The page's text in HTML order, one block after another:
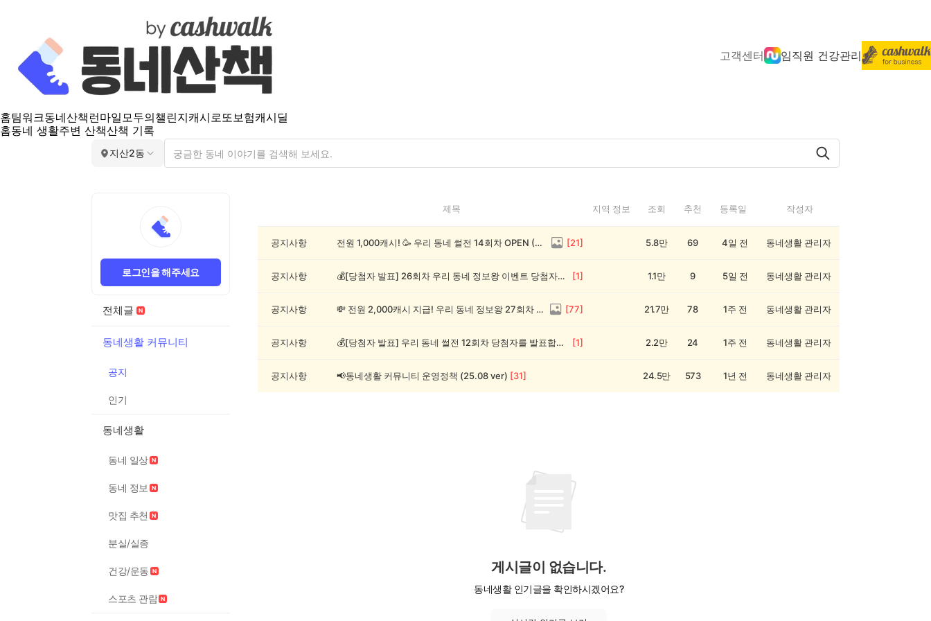
고객센터 임직원 건강관리
홈팀워크동네산책 런마일모두의챌린지캐시로또보험캐시딜
홈동네 생활주변 산책산책 기록
지산2동
로그인을 해주세요
전체글
동네생활 커뮤니티
공지
인기
동네생활
동네 일상
동네 정보
맛집 추천
분실/실종
건강/운동
스포츠 관람
2
제목 지역 정보 조회 추천 등록일 작성자
공지사항 전원 1,000캐시! 🥳 우리 동네 썰전 14회차 OPEN (~8/17) [21] 5.8만 69 4일 전 동네생활 관리자
공지사항 💰[당첨자 발표] 26회차 우리 동네 정보왕 이벤트 당첨자를 발표합니다! [1] 1.1만 9 5일 전 동네생활 관리자
공지사항 💸 전원 2,000캐시 지급! 우리 동네 정보왕 27회차 (~8/10) [77] 21.7만 78 1주 전 동네생활 관리자
공지사항 💰[당첨자 발표] 우리 동네 썰전 12회차 당첨자를 발표합니다! [1] 2.2만 24 1주 전 동네생활 관리자
공지사항 📢동네생활 커뮤니티 운영정책 (25.08 ver) [31] 24.5만 573 1년 전 동네생활 관리자
게시글이 없습니다.
동네생활 인기글을 확인하시겠어요?